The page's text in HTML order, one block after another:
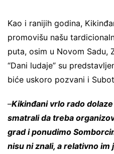
Kao i ranijih godina,
promovišu našu
puta, osim u Novom Sadu,
“Dani ludaje” su
biće uskoro pozvani i
–Kikinđani vrlo rado
smatrali da treba
grad i ponudimo
nisu ni znali, a relativno im